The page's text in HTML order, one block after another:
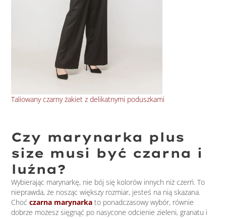
Taliowany czarny żakiet z delikatnymi poduszkami
Czy marynarka plus
size musi być czarna i
luźna?
Wybierając marynarkę, nie bój się kolorów innych niż czerń. To
nieprawda, że nosząc większy rozmiar, jesteś na nią skazana.
Choć czarna marynarka to ponadczasowy wybór, równie
dobrze możesz sięgnąć po nasycone odcienie zieleni, granatu i